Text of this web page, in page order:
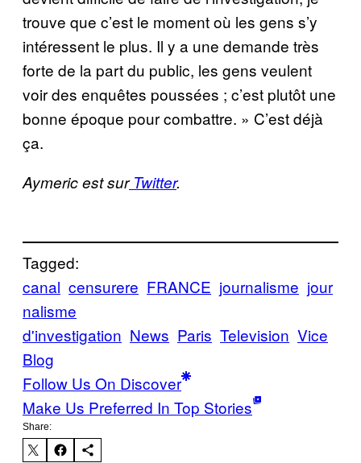
trouve que c’est le moment où les gens s’y
intéressent le plus. Il y a une demande très
forte de la part du public, les gens veulent
voir des enquêtes poussées ; c’est plutôt une
bonne époque pour combattre. » C’est déjà
ça.
Aymeric est surTwitter.
Tagged:
canal censurere FRANCE journalisme jour
nalisme
d'investigation News Paris Television Vice
Blog
Follow Us On Discover
Make Us Preferred In Top Stories
Share: